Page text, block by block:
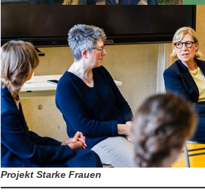
Projekt Starke Frauen